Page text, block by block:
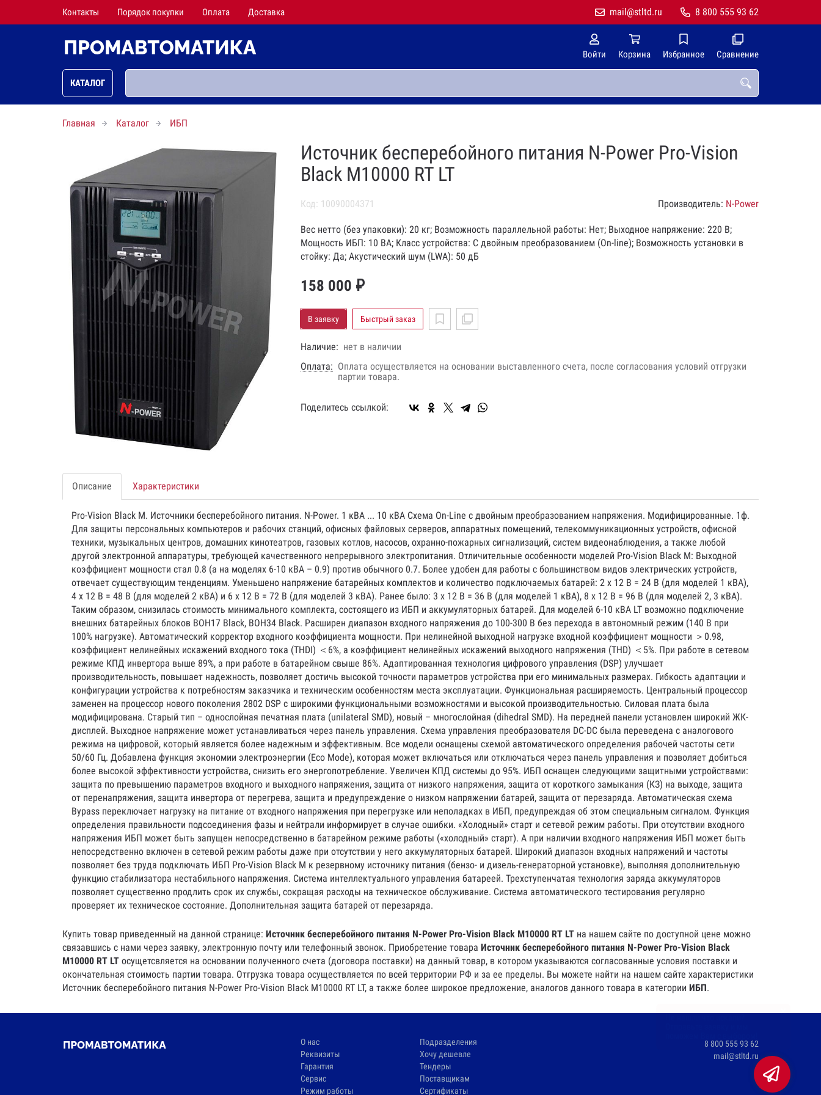
Контакты Порядок покупки Оплата Доставка 8 800 555 93 62
mail@stltd.ru
Войти Корзина Избранное Сравнение
КАТАЛОГ
Главная Каталог ИБП
Источник бесперебойного питания N-Power Pro-Vision
Black M10000 RT LT
Код: 10090004371 Производитель: N-Power
Вес нетто (без упаковки): 20 кг; Возможность параллельной работы: Нет; Выходное напряжение: 220 В;
Мощность ИБП: 10 ВА; Класс устройства: С двойным преобразованием (On-line); Возможность установки в
стойку: Да; Акустический шум (LWA): 50 дБ
158 000 ₽
В заявку Быстрый заказ
Наличие: нет в наличии
Оплата: Оплата осуществляется на основании выставленного счета, после согласования условий отгрузки
партии товара.
Поделитесь ссылкой:
Описание Характеристики
Pro-Vision Black M. Источники бесперебойного питания. N-Power. 1 кВА ... 10 кВА Схема On-Line с двойным преобразованием напряжения. Модифицированные. 1ф.
Для защиты персональных компьютеров и рабочих станций, офисных файловых серверов, аппаратных помещений, телекоммуникационных устройств, офисной
техники, музыкальных центров, домашних кинотеатров, газовых котлов, насосов, охранно-пожарных сигнализаций, систем видеонаблюдения, а также любой
другой электронной аппаратуры, требующей качественного непрерывного электропитания. Отличительные особенности моделей Pro-Vision Black M: Выходной
коэффициент мощности стал 0.8 (а на моделях 6-10 кВА – 0.9) против обычного 0.7. Более удобен для работы с большинством видов электрических устройств,
отвечает существующим тенденциям. Уменьшено напряжение батарейных комплектов и количество подключаемых батарей: 2 x 12 В = 24 В (для моделей 1 кВА),
4 x 12 В = 48 В (для моделей 2 кВА) и 6 x 12 В = 72 В (для моделей 3 кВА). Ранее было: 3 x 12 В = 36 В (для моделей 1 кВА), 8 x 12 В = 96 В (для моделей 2, 3 кВА).
Таким образом, снизилась стоимость минимального комплекта, состоящего из ИБП и аккумуляторных батарей. Для моделей 6-10 кВА LT возможно подключение
внешних батарейных блоков BOH17 Black, BOH34 Black. Расширен диапазон входного напряжения до 100-300 В без перехода в автономный режим (140 В при
100% нагрузке). Автоматический корректор входного коэффициента мощности. При нелинейной выходной нагрузке входной коэффициент мощности ＞0.98,
коэффициент нелинейных искажений входного тока (THDI) ＜6%, а коэффициент нелинейных искажений выходного напряжения (THD) ＜5%. При работе в сетевом
режиме КПД инвертора выше 89%, а при работе в батарейном свыше 86%. Адаптированная технология цифрового управления (DSP) улучшает
производительность, повышает надежность, позволяет достичь высокой точности параметров устройства при его минимальных размерах. Гибкость адаптации и
конфигурации устройства к потребностям заказчика и техническим особенностям места эксплуатации. Функциональная расширяемость. Центральный процессор
заменен на процессор нового поколения 2802 DSP с широкими функциональными возможностями и высокой производительностью. Силовая плата была
модифицирована. Старый тип – однослойная печатная плата (unilateral SMD), новый – многослойная (dihedral SMD). На передней панели установлен широкий ЖК-
дисплей. Выходное напряжение может устанавливаться через панель управления. Схема управления преобразователя DC-DС была переведена с аналогового
режима на цифровой, который является более надежным и эффективным. Все модели оснащены схемой автоматического определения рабочей частоты сети
50/60 Гц. Добавлена функция экономии электроэнергии (Eco Mode), которая может включаться или отключаться через панель управления и позволяет добиться
более высокой эффективности устройства, снизить его энергопотребление. Увеличен КПД системы до 95%. ИБП оснащен следующими защитными устройствами:
защита по превышению параметров входного и выходного напряжения, защита от низкого напряжения, защита от короткого замыкания (КЗ) на выходе, защита
от перенапряжения, защита инвертора от перегрева, защита и предупреждение о низком напряжении батарей, защита от перезаряда. Автоматическая схема
Bypass переключает нагрузку на питание от входного напряжения при перегрузке или неполадках в ИБП, предупреждая об этом специальным сигналом. Функция
определения правильности подсоединения фазы и нейтрали информирует в случае ошибки. «Холодный» старт и сетевой режим работы. При отсутствии входного
напряжения ИБП может быть запущен непосредственно в батарейном режиме работы («холодный» старт). А при наличии входного напряжения ИБП может быть
непосредственно включен в сетевой режим работы даже при отсутствии у него аккумуляторных батарей. Широкий диапазон входных напряжений и частоты
позволяет без труда подключать ИБП Pro-Vision Black M к резервному источнику питания (бензо- и дизель-генераторной установке), выполняя дополнительную
функцию стабилизатора нестабильного напряжения. Система интеллектуального управления батареей. Трехступенчатая технология заряда аккумуляторов
позволяет существенно продлить срок их службы, сокращая расходы на техническое обслуживание. Система автоматического тестирования регулярно
проверяет их техническое состояние. Дополнительная защита батарей от перезаряда.
Купить товар приведенный на данной странице: Источник бесперебойного питания N-Power Pro-Vision Black M10000 RT LT на нашем сайте по доступной цене можно
связавшись с нами через заявку, электронную почту или телефонный звонок. Приобретение товара Источник бесперебойного питания N-Power Pro-Vision Black
M10000 RT LT осущетсвляется на основании полученного счета (договора поставки) на данный товар, в котором указываются согласованные условия поставки и
окончательная стоимость партии товара. Отгрузка товара осуществляется по всей территории РФ и за ее пределы. Вы можете найти на нашем сайте характеристики
Источник бесперебойного питания N-Power Pro-Vision Black M10000 RT LT, а также более широкое предложение, аналогов данного товара в категории ИБП.
О нас
Реквизиты
Гарантия
Сервис
Режим работы
Подразделения
Хочу дешевле
Тендеры
Поставщикам
Сертификаты
8 800 555 93 62
mail@stltd.ru
×